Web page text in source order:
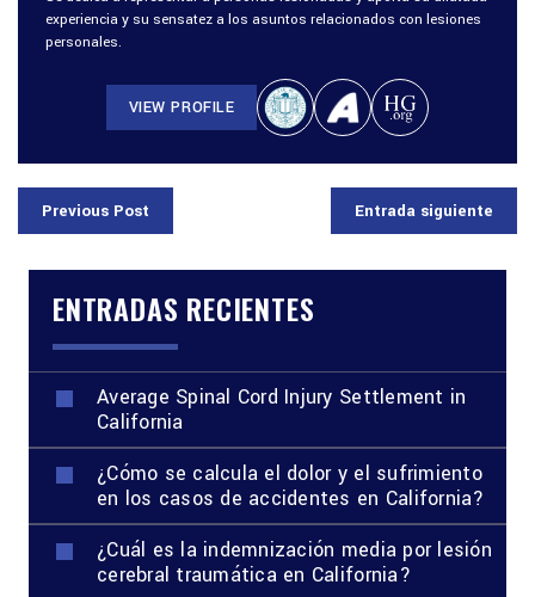
experiencia y su sensatez a los asuntos relacionados con lesiones
personales.
VIEW PROFILE
Previous Post Entrada siguiente
ENTRADAS RECIENTES
Average Spinal Cord Injury Settlement in
California
¿Cómo se calcula el dolor y el sufrimiento
en los casos de accidentes en California?
¿Cuál es la indemnización media por lesión
cerebral traumática en California?